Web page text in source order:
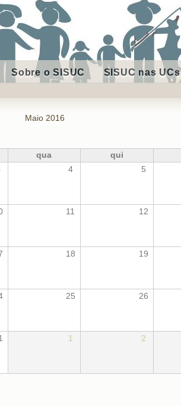
Sobre o SISUC SISUC nas UCs
Maio 2016
qua qui
4 5
11 12
18 19
25 26
1 2